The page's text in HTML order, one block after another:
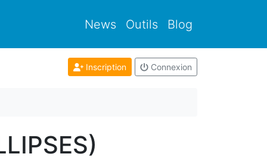
News Outils Blog
Inscription Connexion